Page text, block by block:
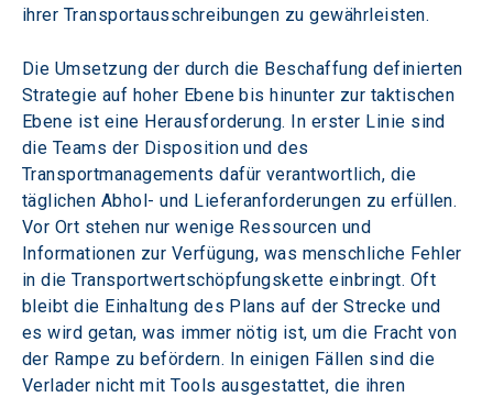
ihrer Transportausschreibungen zu gewährleisten.
Die Umsetzung der durch die Beschaffung definierten
Strategie auf hoher Ebene bis hinunter zur taktischen
Ebene ist eine Herausforderung. In erster Linie sind
die Teams der Disposition und des
Transportmanagements dafür verantwortlich, die
täglichen Abhol- und Lieferanforderungen zu erfüllen.
Vor Ort stehen nur wenige Ressourcen und
Informationen zur Verfügung, was menschliche Fehler
in die Transportwertschöpfungskette einbringt. Oft
bleibt die Einhaltung des Plans auf der Strecke und
es wird getan, was immer nötig ist, um die Fracht von
der Rampe zu befördern. In einigen Fällen sind die
Verlader nicht mit Tools ausgestattet, die ihren